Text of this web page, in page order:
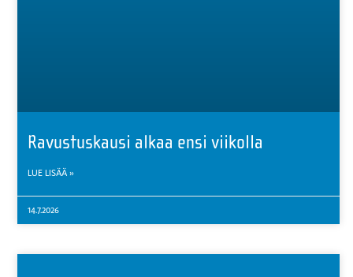
Ravustuskausi alkaa ensi viikolla
LUE LISÄÄ »
14.7.2026